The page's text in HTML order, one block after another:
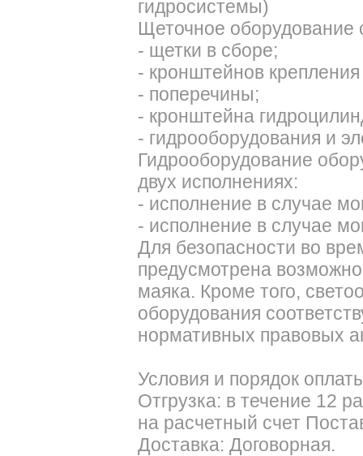
гидросистемы)
Щеточное оборудование
- щетки в сборе;
- кронштейнов
- поперечины;
- кронштейна
- гидрооборудования и
Гидрооборудование
двух исполнениях:
- исполнение в случае
- исполнение в случае
Для безопасности во
предусмотрена
маяка. Кроме того,
оборудования
нормативных правовых
Условия и порядок
Отгрузка: в течение 12
на расчетный счет
Доставка: Договорная.